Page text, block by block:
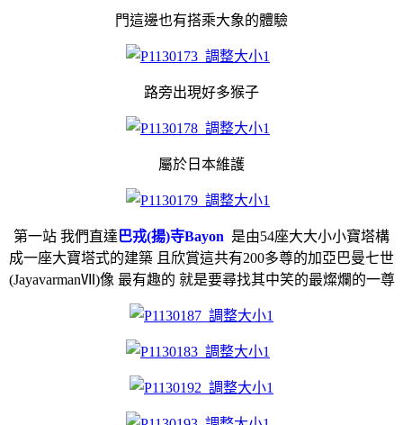
門這邊也有搭乘大象的體驗
路旁出現好多猴子
屬於日本維護
第一站 我們直達 巴戎(揚)寺Bayon 是由54座大大小小寶塔構
成一座大寶塔式的建築 且欣賞這共有200多尊的加亞巴曼七世
(JayavarmanⅦ)像 最有趣的 就是要尋找其中笑的最燦爛的一尊